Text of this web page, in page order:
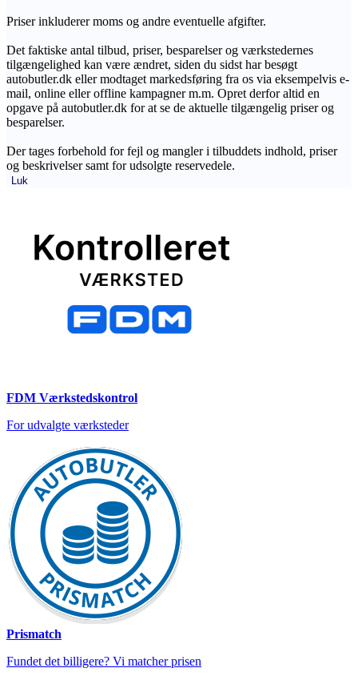
Priser inkluderer moms og andre eventuelle afgifter.
Det faktiske antal tilbud, priser, besparelser og værkstedernes
tilgængelighed kan være ændret, siden du sidst har besøgt
autobutler.dk eller modtaget markedsføring fra os via eksempelvis e-
mail, online eller offline kampagner m.m. Opret derfor altid en
opgave på autobutler.dk for at se de aktuelle tilgængelig priser og
besparelser.
Der tages forbehold for fejl og mangler i tilbuddets indhold, priser
og beskrivelser samt for udsolgte reservedele.
Luk
FDM Værkstedskontrol
For udvalgte værksteder
Prismatch
Fundet det billigere? Vi matcher prisen